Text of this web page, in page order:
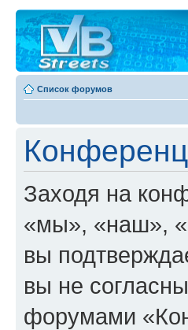
Список форумов
Заходя на
«мы», «наш»,
вы
вы не
форумами